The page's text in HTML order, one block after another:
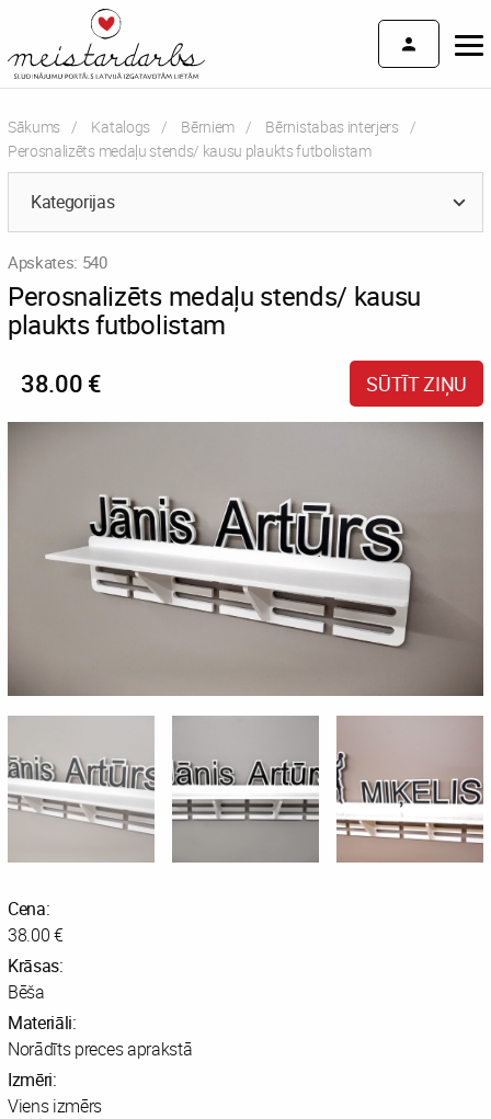
Sākums Katalogs Bērniem
Bērnistabas interjers
Current:
Perosnalizēts medaļu stends/ kausu plaukts futbolistam
Kategorijas
Apskates: 540
Perosnalizēts medaļu stends/ kausu
plaukts futbolistam
38.00 € SŪTĪT ZIŅU
Cena:
38.00 €
Krāsas:
Bēša
Materiāli:
Norādīts preces aprakstā
Izmēri:
Viens izmērs